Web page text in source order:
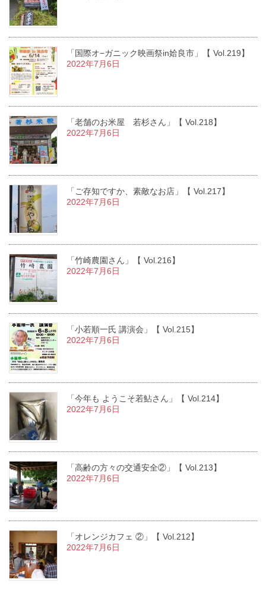
「国際オ−ガニック映画祭in姶良市」【 Vol.219】
2022年7月6日
「老舗のお米屋 若杉さん」【 Vol.218】
2022年7月6日
「ご存知ですか、素敵なお店」【 Vol.217】
2022年7月6日
「竹崎農園さん」【 Vol.216】
2022年7月6日
「小若順一氏 講演会」【 Vol.215】
2022年7月6日
「今年も ようこそ若鮎さん」【 Vol.214】
2022年7月6日
「高齢の方々の交通安全②」【 Vol.213】
2022年7月6日
「オレンジカフェ ②」【 Vol.212】
2022年7月6日